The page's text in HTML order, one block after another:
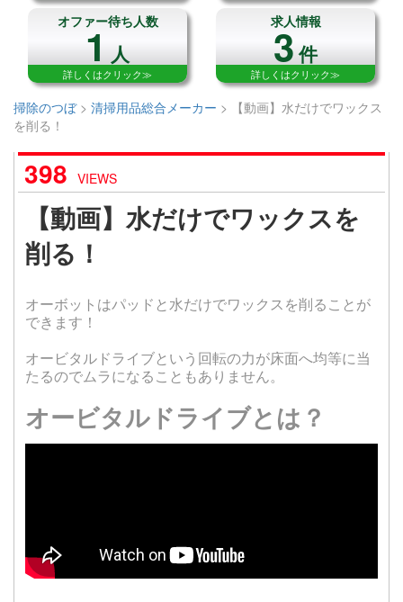
オファー待ち人数
1人
詳しくはクリック≫
求人情報
3件
詳しくはクリック≫
掃除のつぼ> 清掃用品総合メーカー >
【動画】水だけでワックス
を削る！
398 VIEWS
【動画】水だけでワックスを
削る！
オーボットはパッドと水だけでワックスを削ることが
できます！
オービタルドライブという回転の力が床面へ均等に当
たるのでムラになることもありません。
オービタルドライブとは？